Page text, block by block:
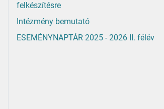
felkészítésre
Intézmény bemutató
ESEMÉNYNAPTÁR 2025 - 2026 II. félév